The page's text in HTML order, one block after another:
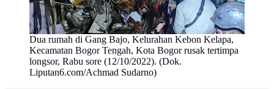
Dua rumah di Gang Bajo, Kelurahan Kebon Kelapa,
Kecamatan Bogor Tengah, Kota Bogor rusak tertimpa
longsor, Rabu sore (12/10/2022). (Dok.
Liputan6.com/Achmad Sudarno)